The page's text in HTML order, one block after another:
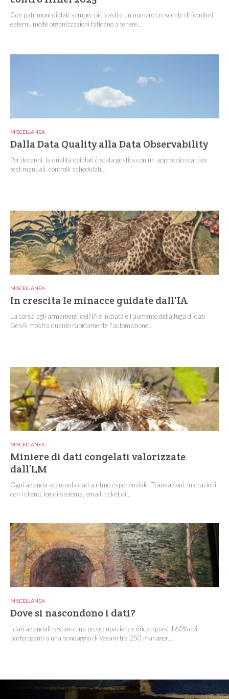
Con patrimoni di dati sempre più vasti e un numero crescente di fornitori
esterni, molte organizzazioni faticano a tenere...
MISCELLANEA
Dalla Data Quality alla Data Observability
Per decenni, la qualità dei dati è stata gestita con un approccio reattivo:
test manuali, controlli schedulati...
MISCELLANEA
In crescita le minacce guidate dall'IA
La corsa agli armamenti dell'IA è iniziata e l'aumento della fuga di dati
GenAI mostra quanto rapidamente l'automazione...
MISCELLANEA
Miniere di dati congelati valorizzate
dall’LM
Ogni azienda accumula dati a ritmo esponenziale. Transazioni, interazioni
con i clienti, log di sistema, email, ticket di...
MISCELLANEA
Dove si nascondono i dati?
I dati aziendali restano una preoccupazione critica: quasi il 60% dei
partecipanti a una sondaggio di Veeam tra 250 manager...